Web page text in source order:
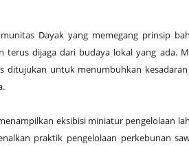
Dayak yang memegang prinsip
dijaga dari budaya lokal yang ada.
ditujukan untuk menumbuhkan
eksibisi miniatur pengelolaan
praktik pengelolaan perkebunan